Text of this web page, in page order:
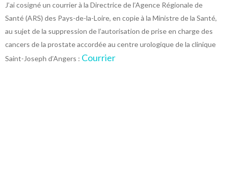
J’ai cosigné un courrier à la Directrice de l’Agence Régionale de
Santé (ARS) des Pays-de-la-Loire, en copie à la Ministre de la Santé,
au sujet de la suppression de l’autorisation de prise en charge des
cancers de la prostate accordée au centre urologique de la clinique
Saint-Joseph d’Angers : Courrier